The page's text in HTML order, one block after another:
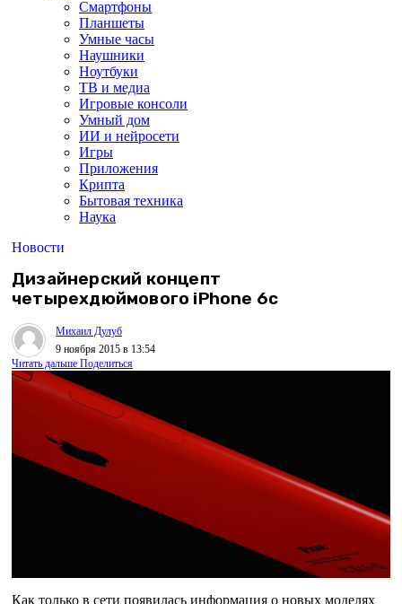
Смартфоны
Планшеты
Умные часы
Наушники
Ноутбуки
ТВ и медиа
Игровые консоли
Умный дом
ИИ и нейросети
Игры
Приложения
Крипта
Бытовая техника
Наука
Новости
Дизайнерский концепт
четырехдюймового iPhone 6c
Михаил Дулуб
9 ноября 2015 в 13:54
Читать дальше Поделиться
Как только в сети появилась информация о новых моделях